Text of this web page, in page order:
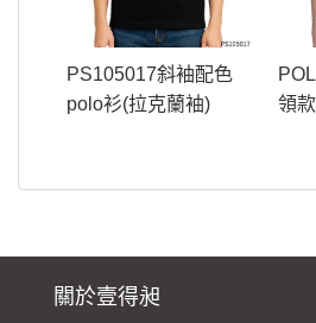
PS105017斜袖配色
polo衫(拉克蘭袖)
領款
關於壹得昶